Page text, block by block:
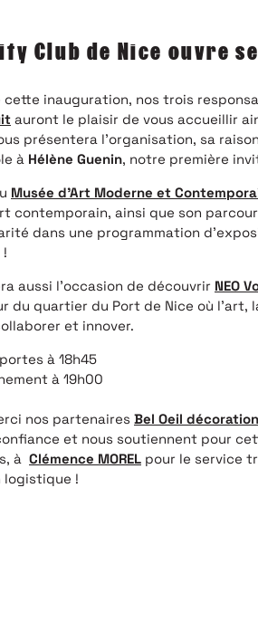
Club de Nice ouvre
cette inauguration, nos trois
auront le plaisir de vous accueillir
présentera l’organisation, sa
à Hélène Guenin, notre première
Musée d’Art Moderne et
contemporain, ainsi que son
dans une programmation
aussi l’occasion de découvrir NEO
du quartier du Port de Nice où l’art,
et innover.
à 18h45
à 19h00
nos partenaires Bel Oeil décoration
et nous soutiennent pour
à Clémence MOREL pour le service
logistique !